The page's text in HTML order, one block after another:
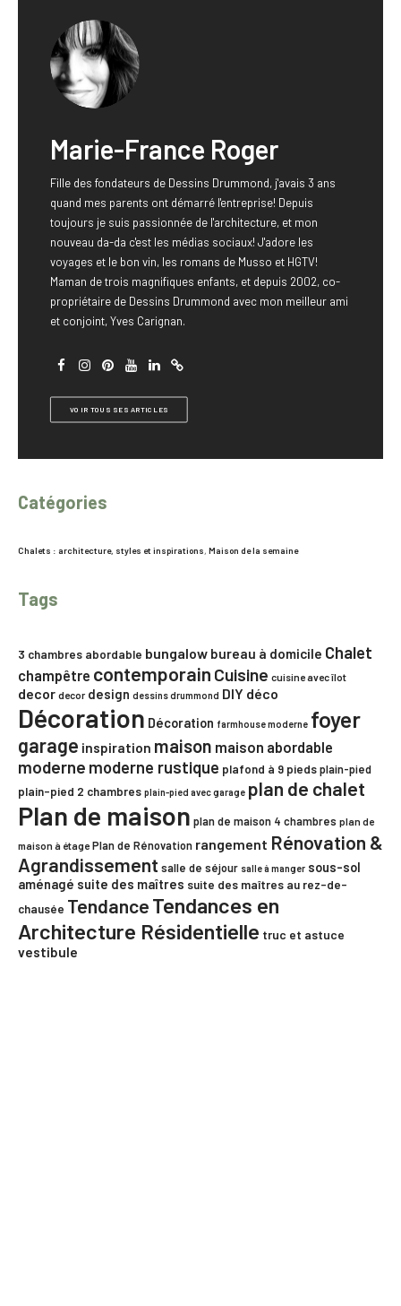
Marie-France Roger
Fille des fondateurs de Dessins Drummond, j'avais 3 ans
quand mes parents ont démarré l'entreprise! Depuis
toujours je suis passionnée de l'architecture, et mon
nouveau da-da c'est les médias sociaux! J'adore les
voyages et le bon vin, les romans de Musso et HGTV!
Maman de trois magnifiques enfants, et depuis 2002, co-
propriétaire de Dessins Drummond avec mon meilleur ami
et conjoint, Yves Carignan.
VOIR TOUS SES ARTICLES
Catégories
Chalets : architecture, styles et inspirations, Maison de la semaine
Tags
3 chambres abordable bungalow bureau à domicile Chalet
champêtre contemporain Cuisine cuisine avec îlot
decor decor design dessins drummond DIY déco
Décoration Décoration farmhouse moderne foyer
garage inspiration maison maison abordable
moderne moderne rustique plafond à 9 piedsplain-pied
plain-pied 2 chambres plain-pied avec garage plan de chalet
Plan de maison plan de maison 4 chambres plan de
maison à étage Plan de Rénovation rangement Rénovation &
Agrandissement salle de séjour salle à manger sous-sol
aménagé suite des maîtres suite des maîtres au rez-de-
chausée Tendance Tendances en
Architecture Résidentielle truc et astuce
vestibule